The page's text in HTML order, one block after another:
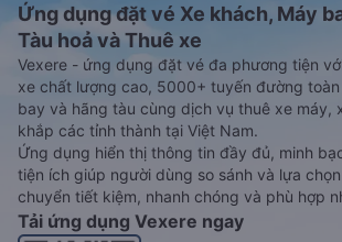
Ứng dụng đặt vé Xe khách, Máy
Tàu hoả và Thuê xe
Vexere - ứng dụng đặt vé đa phương tiện
xe chất lượng cao, 5000+ tuyến đường
bay và hãng tàu cùng dịch vụ thuê xe máy,
khắp các tỉnh thành tại Việt Nam.
Ứng dụng hiển thị thông tin đầy đủ, minh
tiện ích giúp người dùng so sánh và lựa
chuyển tiết kiệm, nhanh chóng và phù hợp
Tải ứng dụng Vexere ngay